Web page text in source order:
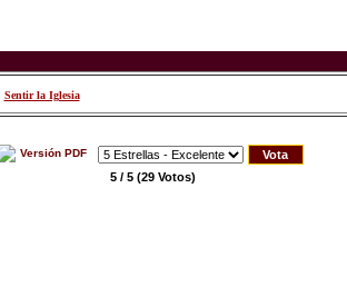
Sentir la Iglesia
Versión PDF
5 / 5 (29 Votos)